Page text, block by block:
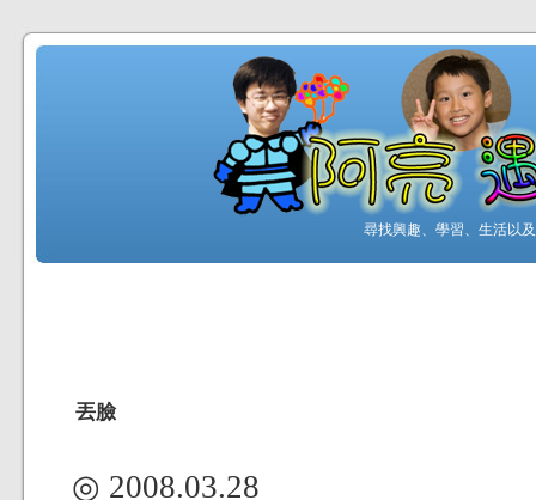
尋找興趣、學習、生活以
丟臉
◎ 2008.03.28